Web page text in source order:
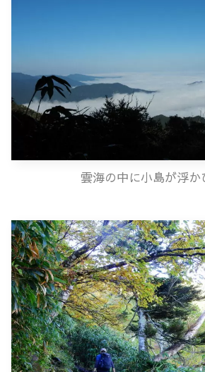
雲海の中に小島が浮か